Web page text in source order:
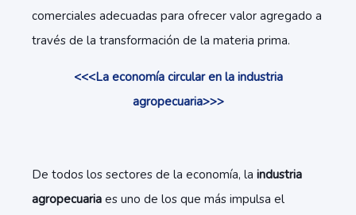
comerciales adecuadas para ofrecer valor agregado a
través de la transformación de la materia prima.
<<<La economía circular en la industria
agropecuaria>>>
De todos los sectores de la economía, la industria
agropecuaria es uno de los que más impulsa el